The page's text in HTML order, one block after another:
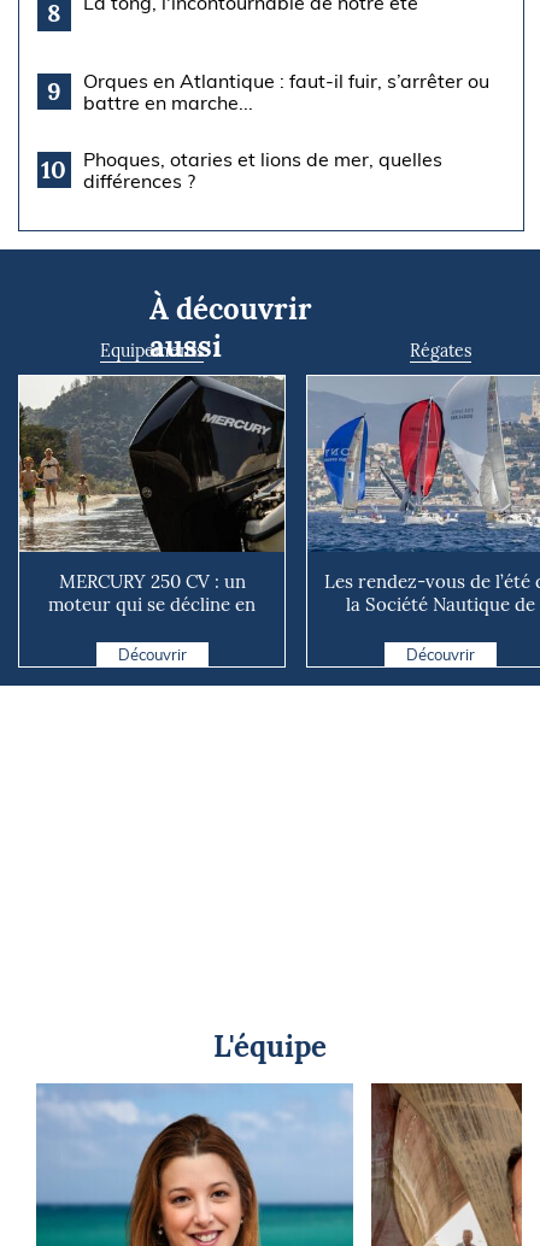
8
9
Orques en Atlantique : faut-il fuir, s’arrêter ou
battre en marche...
10
Phoques, otaries et lions de mer, quelles
différences ?
À découvrir
aussi
Equipements
MERCURY 250 CV : un
moteur qui se décline en
Découvrir
Régates
Les rendez-vous de l’été
la Société Nautique de
Découvrir
L'équipe